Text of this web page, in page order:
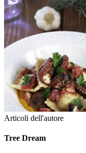
Articoli dell'autore
Tree Dream